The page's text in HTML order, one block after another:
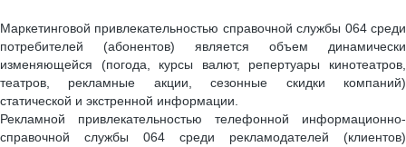
Маркетинговой привлекательностью справочной службы 064 среди
потребителей (абонентов) является объем динамически
изменяющейся (погода, курсы валют, репертуары кинотеатров,
театров, рекламные акции, сезонные скидки компаний)
статической и экстренной информации.
Рекламной привлекательностью телефонной информационно-
справочной службы 064 среди рекламодателей (клиентов)